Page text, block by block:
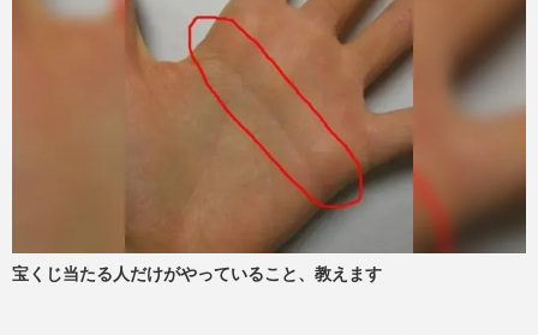
宝くじ当たる人だけがやっていること、教えます